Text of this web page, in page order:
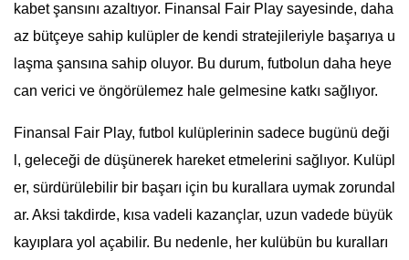
kabet şansını azaltıyor. Finansal Fair Play sayesinde, daha
az bütçeye sahip kulüpler de kendi stratejileriyle başarıya u
laşma şansına sahip oluyor. Bu durum, futbolun daha heye
can verici ve öngörülemez hale gelmesine katkı sağlıyor.
Finansal Fair Play, futbol kulüplerinin sadece bugünü deği
l, geleceği de düşünerek hareket etmelerini sağlıyor. Kulüpl
er, sürdürülebilir bir başarı için bu kurallara uymak zorundal
ar. Aksi takdirde, kısa vadeli kazançlar, uzun vadede büyük
kayıplara yol açabilir. Bu nedenle, her kulübün bu kuralları